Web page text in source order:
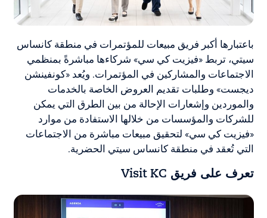
باعتبارها أكبر فريق مبيعات للمؤتمرات في منطقة كانساس
سيتي، تربط «فيزيت كي سي» شركاءها مباشرةً بمنظمي
الاجتماعات والمشاركين في المؤتمرات. ويُعد «كونفينشن
ديجست» وطلبات تقديم العروض الخاصة بالخدمات
والموردين وإشعارات الإحالة من بين الطرق التي يمكن
للشركات والمؤسسات من خلالها الاستفادة من موارد
«فيزيت كي سي» لتحقيق مبيعات مباشرة من الاجتماعات
التي تُعقد في منطقة كانساس سيتي الحضرية.
تعرف على فريق Visit KC